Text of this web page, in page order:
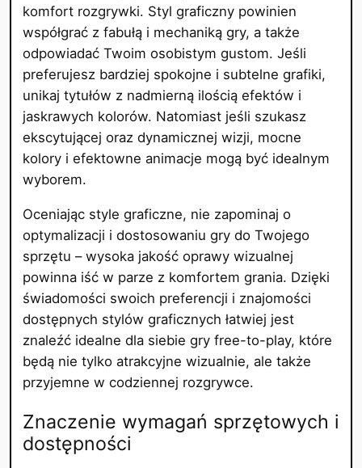
komfort rozgrywki. Styl graficzny powinien
współgrać z fabułą i mechaniką gry, a także
odpowiadać Twoim osobistym gustom. Jeśli
preferujesz bardziej spokojne i subtelne grafiki,
unikaj tytułów z nadmierną ilością efektów i
jaskrawych kolorów. Natomiast jeśli szukasz
ekscytującej oraz dynamicznej wizji, mocne
kolory i efektowne animacje mogą być idealnym
wyborem.
Oceniając style graficzne, nie zapominaj o
optymalizacji i dostosowaniu gry do Twojego
sprzętu – wysoka jakość oprawy wizualnej
powinna iść w parze z komfortem grania. Dzięki
świadomości swoich preferencji i znajomości
dostępnych stylów graficznych łatwiej jest
znaleźć idealne dla siebie gry free-to-play, które
będą nie tylko atrakcyjne wizualnie, ale także
przyjemne w codziennej rozgrywce.
Znaczenie wymagań sprzętowych i
dostępności